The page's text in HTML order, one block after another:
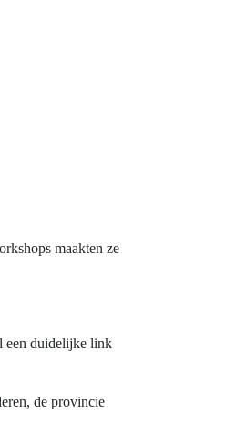
maakten ze
een duidelijke link
de provincie